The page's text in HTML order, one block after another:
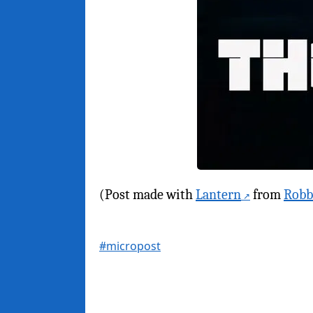
(Post made withLantern fromRobb
#micropost